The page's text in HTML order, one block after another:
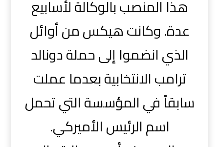
هذا المنصب بالوكالة لأسابيع
عدة. وكانت هيكس من أوائل
الذي انضموا إلى حملة دونالد
ترامب الانتخابية بعدما عملت
سابقاً في المؤسسة التي تحمل
اسم الرئيس الأميركي.